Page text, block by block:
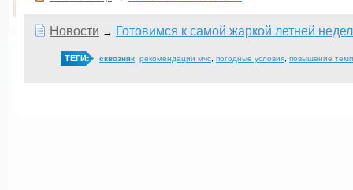
Новости → Готовимся к самой жаркой летней
ТЕГИ: сквозняк рекомендации мчс погодные условия повышение